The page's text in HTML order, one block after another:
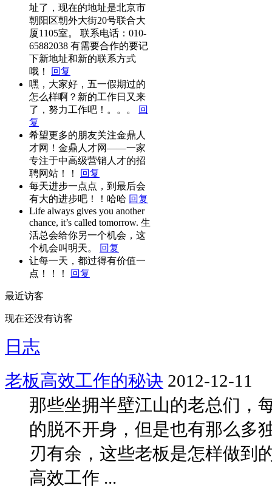
址了，现在的地址是北京市
朝阳区朝外大街20号联合大
厦1105室。 联系电话：010-
65882038 有需要合作的要记
下新地址和新的联系方式
哦！
回复
嘿，大家好，五一假期过的
怎么样啊？新的工作日又来
了，努力工作吧！。。。
回
复
希望更多的朋友关注金鼎人
才网！金鼎人才网——一家
专注于中高级营销人才的招
聘网站！！
回复
每天进步一点点，到最后会
有大的进步吧！！哈哈 回复
Life always gives you another
chance, it’s called tomorrow. 生
活总会给你另一个机会，这
个机会叫明天。
回复
让每一天，都过得有价值一
点！！！
回复
最近访客
现在还没有访客
日志
老板高效工作的秘诀 2012-12-11
那些坐拥半壁江山的老总们，
的脱不开身，但是也有那么多
刃有余，这些老板是怎样做到
高效工作 ...